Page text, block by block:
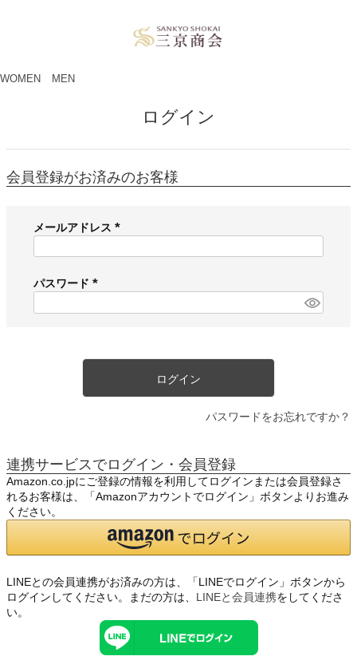
WOMEN MEN
ログイン
会員登録がお済みのお客様
メールアドレス
必
)
パスワード
必
ログイン
パスワードをお忘れですか？
連携サービスでログイン・会員登録
Amazon.co.jpにご登録の情報を利用してログインまたは会員登録さ
れるお客様は、「Amazonアカウントでログイン」ボタンよりお進み
ください。
LINEとの会員連携がお済みの方は、「LINEでログイン」ボタンから
ログインしてください。まだの方は、 LINEと会員連携をしてくださ
い。